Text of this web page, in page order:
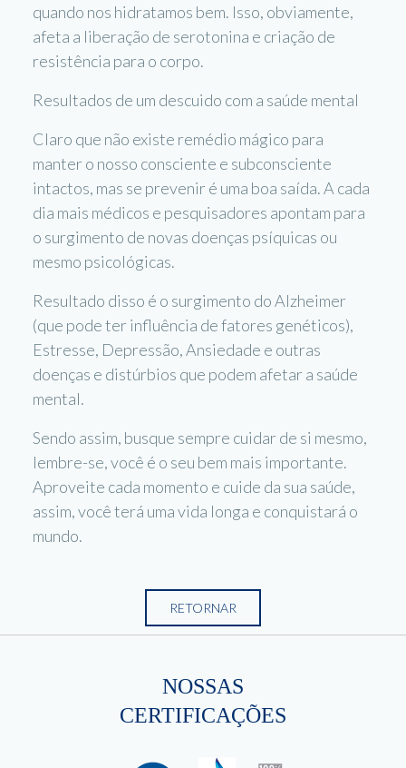
quando nos hidratamos bem. Isso, obviamente,
afeta a liberação de serotonina e criação de
resistência para o corpo.
Resultados de um descuido com a saúde mental
Claro que não existe remédio mágico para
manter o nosso consciente e subconsciente
intactos, mas se prevenir é uma boa saída. A cada
dia mais médicos e pesquisadores apontam para
o surgimento de novas doenças psíquicas ou
mesmo psicológicas.
Resultado disso é o surgimento do Alzheimer
(que pode ter influência de fatores genéticos),
Estresse, Depressão, Ansiedade e outras
doenças e distúrbios que podem afetar a saúde
mental.
Sendo assim, busque sempre cuidar de si mesmo,
lembre-se, você é o seu bem mais importante.
Aproveite cada momento e cuide da sua saúde,
assim, você terá uma vida longa e conquistará o
mundo.
RETORNAR
NOSSAS
CERTIFICAÇÕES